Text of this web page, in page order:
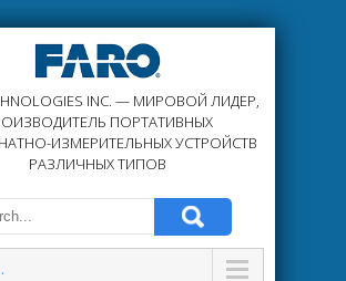
INC. — МИРОВОЙ ЛИДЕР,
ПОРТАТИВНЫХ
ИЗМЕРИТЕЛЬНЫХ УСТРОЙСТВ
РАЗЛИЧНЫХ ТИПОВ